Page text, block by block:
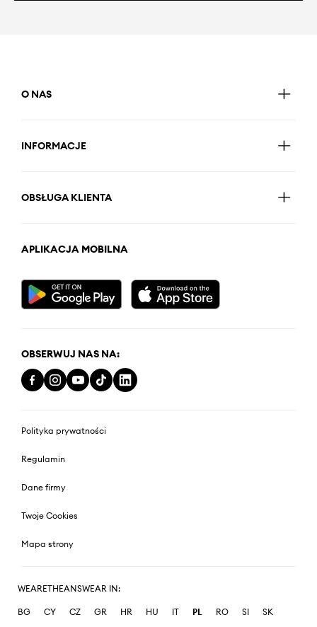
O NAS
INFORMACJE
OBSŁUGA KLIENTA
APLIKACJA MOBILNA
OBSERWUJ NAS NA:
Polityka prywatności
Regulamin
Dane firmy
Twoje Cookies
Mapa strony
WEARETHEANSWEAR IN:
BG CY CZ GR HR HU IT PL RO SI
SK